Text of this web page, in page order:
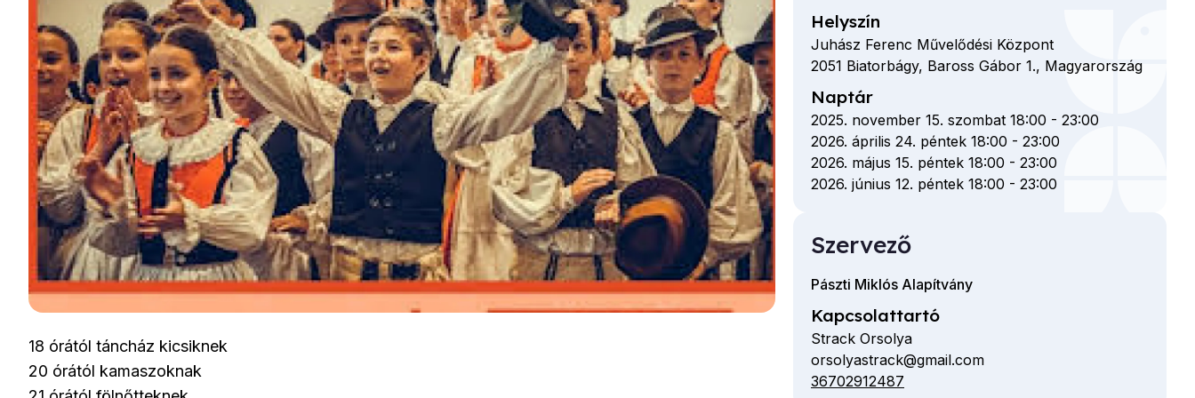
18 órától táncház kicsiknek
20 órától kamaszoknak
Helyszín
Juhász Ferenc Művelődési Központ
2051 Biatorbágy, Baross Gábor 1., Magyarország
Naptár
2025. november 15. szombat 18:00 - 23:00
2026. április 24. péntek 18:00 - 23:00
2026. május 15. péntek 18:00 - 23:00
2026. június 12. péntek 18:00 - 23:00
Szervező
Pászti Miklós Alapítvány
Kapcsolattartó
Strack Orsolya
E-
orsolyastrack@gmail.com
Telefon
36702912487